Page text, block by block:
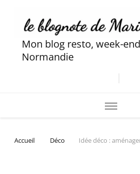
Mon blog resto, week-
Normandie
Accueil Déco Idée déco :